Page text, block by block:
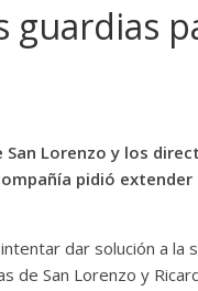
Lorenzo y los
pidió extender
dar solución a la
de San Lorenzo y